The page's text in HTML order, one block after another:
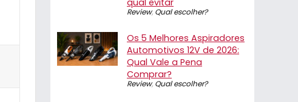
qual evitar
Review, Qual escolher?
Os 5 Melhores Aspiradores
Automotivos 12V de 2026:
Qual Vale a Pena
Comprar?
Review, Qual escolher?